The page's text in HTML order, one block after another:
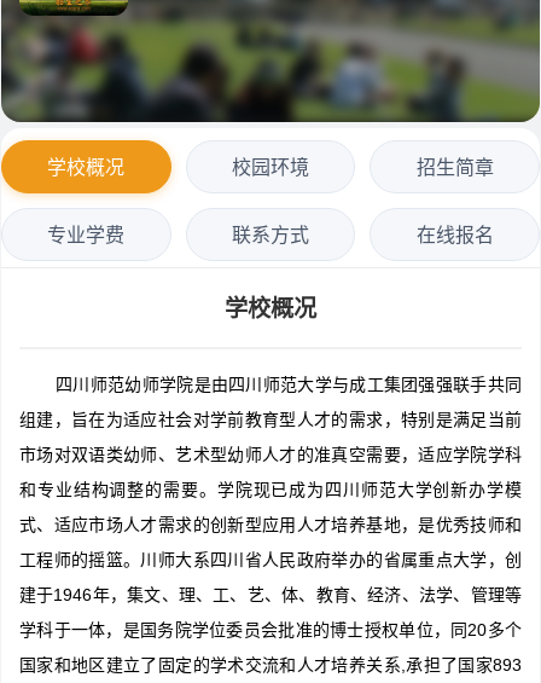
学校概况 校园环境 招生简章
专业学费 联系方式 在线报名
学校概况
四川师范幼师学院是由四川师范大学与成工集团强强联手共同
组建，旨在为适应社会对学前教育型人才的需求，特别是满足当前
市场对双语类幼师、艺术型幼师人才的准真空需要，适应学院学科
和专业结构调整的需要。学院现已成为四川师范大学创新办学模
式、适应市场人才需求的创新型应用人才培养基地，是优秀技师和
工程师的摇篮。川师大系四川省人民政府举办的省属重点大学，创
建于1946年，集文、理、工、艺、体、教育、经济、法学、管理等
学科于一体，是国务院学位委员会批准的博士授权单位，同20多个
国家和地区建立了固定的学术交流和人才培养关系,承担了国家893